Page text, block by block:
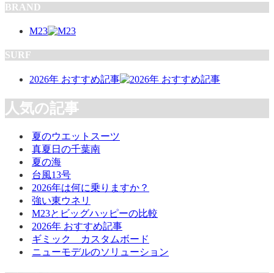
BRAND
M23
SURF
2026年 おすすめ記事
人気の記事
夏のウエットスーツ
真夏日の千葉南
夏の海
台風13号
2026年は何に乗りますか？
強い東ウネリ
M23とビッグハッピーの比較
2026年 おすすめ記事
ギミック カスタムボード
ニューモデルのソリューション